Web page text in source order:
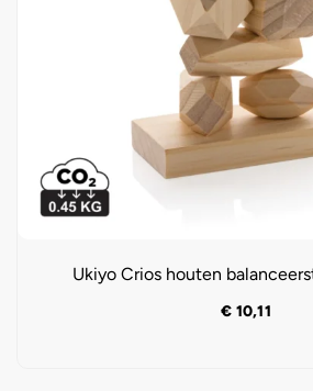
Ukiyo Crios houten
€ 10,11